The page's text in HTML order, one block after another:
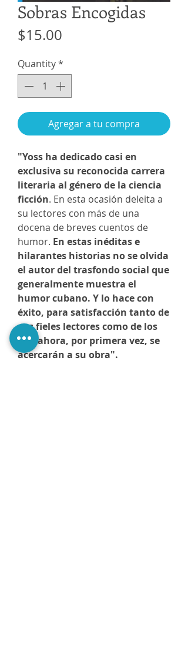
Sobras Encogidas
$15.00
Quantity*
Agregar a tu compra
"Yoss ha dedicado casi en
exclusiva su reconocida carrera
literaria al género de la ciencia
ficción. En esta ocasión deleita a
su lectores con más de una
docena de breves cuentos de
humor. En estas inéditas e
hilarantes historias no se olvida
el autor del trasfondo social que
generalmente muestra el
humor cubano. Y lo hace con
éxito, para satisfacción tanto de
sus fieles lectores como de los
que ahora, por primera vez, se
acercarán a su obra".